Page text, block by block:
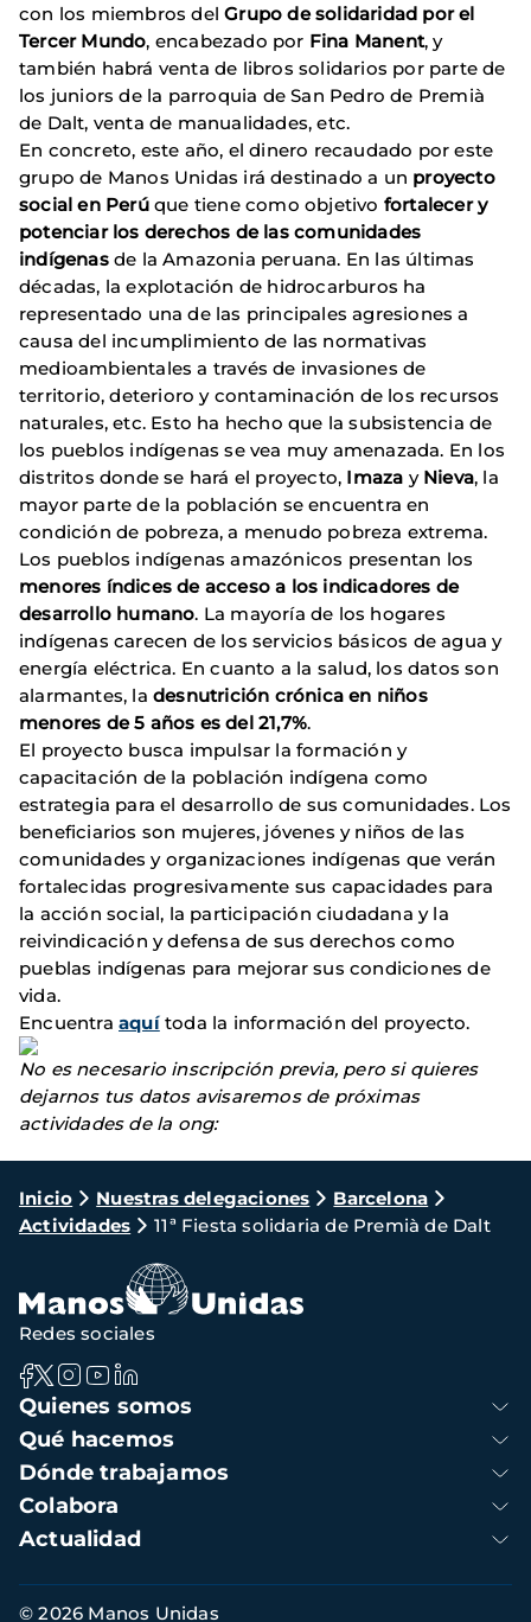
con los miembros delGrupo de solidaridad por el
Tercer Mundo, encabezado por Fina Manent, y
también habrá venta de libros solidarios por parte de
los juniors de la parroquia de San Pedro de Premià
de Dalt, venta de manualidades, etc.
En concreto, este año, el dinero recaudado por este
grupo de Manos Unidas irá destinado a un proyecto
social en Perúque tiene como objetivo fortalecer y
potenciar los derechos de las comunidades
indígenasde la Amazonia peruana. En las últimas
décadas, la explotación de hidrocarburos ha
representado una de las principales agresiones a
causa del incumplimiento de las normativas
medioambientales a través de invasiones de
territorio, deterioro y contaminación de los recursos
naturales, etc. Esto ha hecho que la subsistencia de
los pueblos indígenas se vea muy amenazada. En los
distritos donde se hará el proyecto, Imaza y Nieva, la
mayor parte de la población se encuentra en
condición de pobreza, a menudo pobreza extrema.
Los pueblos indígenas amazónicos presentan los
menores índices de acceso a los indicadores de
desarrollo humano. La mayoría de los hogares
indígenas carecen de los servicios básicos de agua y
energía eléctrica. En cuanto a la salud, los datos son
alarmantes, la desnutrición crónica en niños
menores de 5 años es del 21,7%.
El proyecto busca impulsar la formación y
capacitación de la población indígena como
estrategia para el desarrollo de sus comunidades. Los
beneficiarios son mujeres, jóvenes y niños de las
comunidades y organizaciones indígenas que verán
fortalecidas progresivamente sus capacidades para
la acción social, la participación ciudadana y la
reivindicación y defensa de sus derechos como
pueblas indígenas para mejorar sus condiciones de
vida.
Encuentra aquítoda la información del proyecto.
No es necesario inscripción previa, pero si quieres
dejarnos tus datos avisaremos de próximas
actividades de la ong:
Ruta
de
navegación
Inicio Nuestras delegaciones
Barcelona
Actividades
11ª Fiesta solidaria de Premià de Dalt
Navegación
principal
Quienes somos
Qué hacemos
Dónde trabajamos
Colabora
Actualidad
Redes sociales
Información
© 2026 Manos Unidas